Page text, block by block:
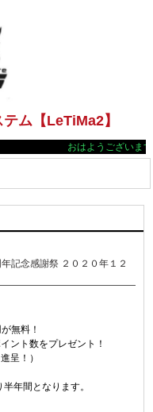
ム【LeTiMa2】
おはようございま
記念感謝祭 ２０２０年１２
無料！
ント数をプレゼント！
呈！）
年間となります。